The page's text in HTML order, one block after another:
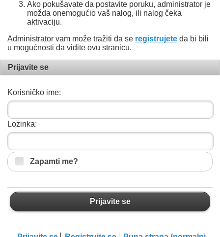
Ako pokušavate da postavite poruku, administrator je
možda onemogućio vaš nalog, ili nalog čeka
aktivaciju.
Administrator vam može tražiti da se registrujete da bi bili
u mogućnosti da vidite ovu stranicu.
Prijavite se
Korisničko ime:
Lozinka:
Zapamti me?
Prijavite se